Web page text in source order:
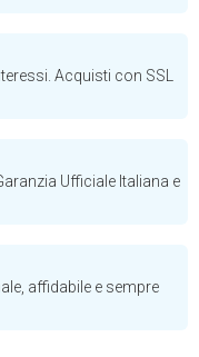
Acquisti con SSL
Ufficiale Italiana e
affidabile e sempre